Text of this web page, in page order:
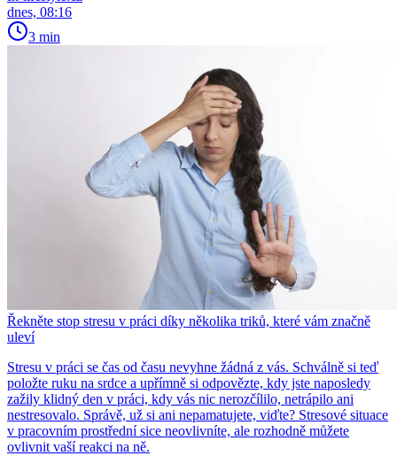
dnes, 08:16
3 min
Řekněte stop stresu v práci díky několika triků, které vám značně
uleví
Stresu v práci se čas od času nevyhne žádná z vás. Schválně si teď
položte ruku na srdce a upřímně si odpovězte, kdy jste naposledy
zažily klidný den v práci, kdy vás nic nerozčílilo, netrápilo ani
nestresovalo. Správě, už si ani nepamatujete, viďte? Stresové situace
v pracovním prostřední sice neovlivníte, ale rozhodně můžete
ovlivnit vaší reakci na ně.